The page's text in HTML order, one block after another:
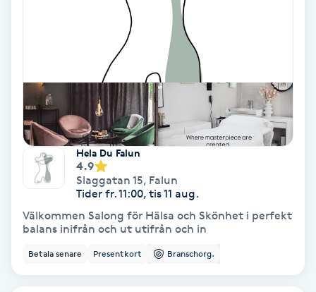
Fibromassage
Fillers
Fotmassage
Fotsvamp
Hela Du Falun
4.9
Slaggatan 15, Falun
Tider fr. 11:00, tis 11 aug.
Välkommen Salong för Hälsa och Skönhet i perfekt
balans inifrån och ut utifrån och in
Betala senare Presentkort Branschorg.